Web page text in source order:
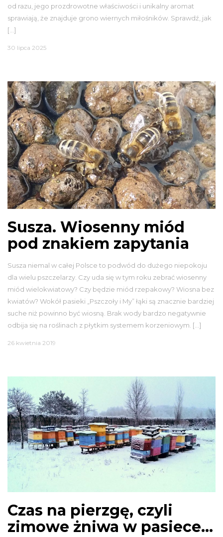
od razu, jego prozdrowotne właściwości i unikalny aromat
sprawiają, że znajduje grono wiernych miłośników. Sprawdź, jak
[…]
30 lipca 2025
Susza. Wiosenny miód
pod znakiem zapytania
Susza niemal w całej Polsce to podwód do dużego niepokoju
dla wielu pszczelarzy. Czy uda się w tym roku zebrać wiosenny
miód wielokwiatowy? Czy będzie miód rzepakowy? Wiosna bez
kwiatów? Wokół pasieki „Pszczoły i My” łąki są znacznie bardziej
suche niż powinno być wiosną. Brak wody bardzo negatywnie
odbija się na roślinach z płytkim systemem korzeniowym. […]
26 kwietnia 2019
Czas na pierzgę, czyli
zimowe żniwa w pasiece…